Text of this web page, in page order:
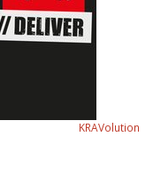
KRAVolution